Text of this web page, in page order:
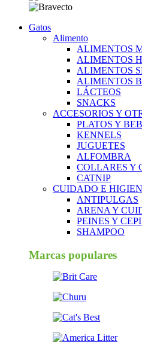
Gatos
Alimento
ALIMENTOS
ALIMENTOS
ALIMENTOS
ALIMENTOS
LÁCTEOS
SNACKS
ACCESORIOS Y
PLATOS Y
KENNELS
JUGUETES
ALFOMBRA
COLLARES Y
CATNIP
CUIDADO E
ANTIPULGAS
ARENA Y
PEINES Y
SHAMPOO
Marcas populares